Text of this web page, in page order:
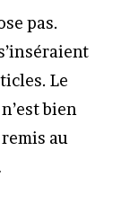
pas.
Le
bien
au